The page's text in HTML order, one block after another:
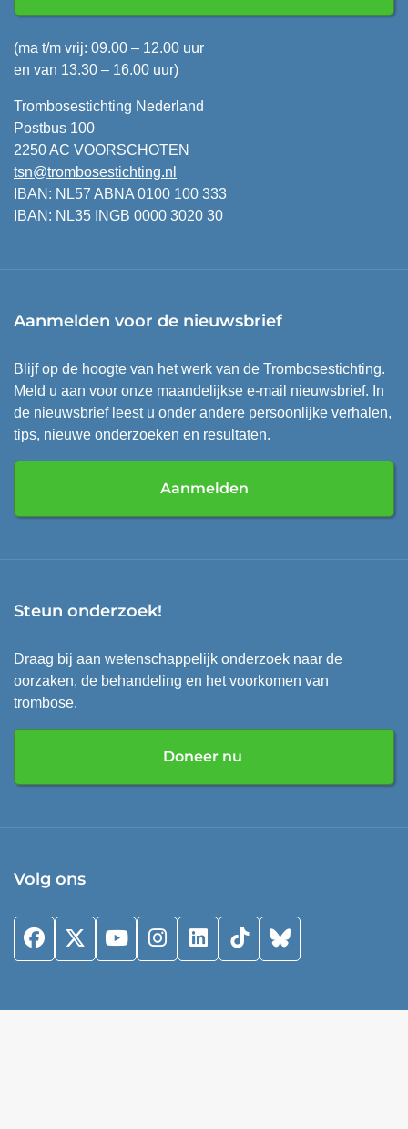
(ma t/m vrij: 09.00 – 12.00 uur
en van 13.30 – 16.00 uur)
Trombosestichting Nederland
Postbus 100
2250 AC VOORSCHOTEN
tsn@trombosestichting.nl
IBAN: NL57 ABNA 0100 100 333
IBAN: NL35 INGB 0000 3020 30
Aanmelden voor de nieuwsbrief
Blijf op de hoogte van het werk van de Trombosestichting.
Meld u aan voor onze maandelijkse e-mail nieuwsbrief. In
de nieuwsbrief leest u onder andere persoonlijke verhalen,
tips, nieuwe onderzoeken en resultaten.
Aanmelden
Steun onderzoek!
Draag bij aan wetenschappelijk onderzoek naar de
oorzaken, de behandeling en het voorkomen van
trombose.
Doneer nu
Volg ons